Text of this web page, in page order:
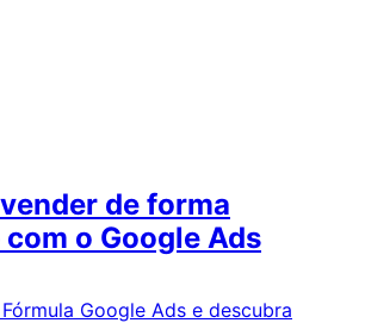
de forma
o Google Ads
Google Ads e descubra